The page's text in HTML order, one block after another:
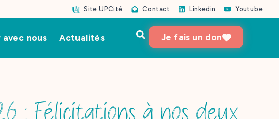
Site UPCité Contact Linkedin Youtube
avec nous Actualités Je fais un don